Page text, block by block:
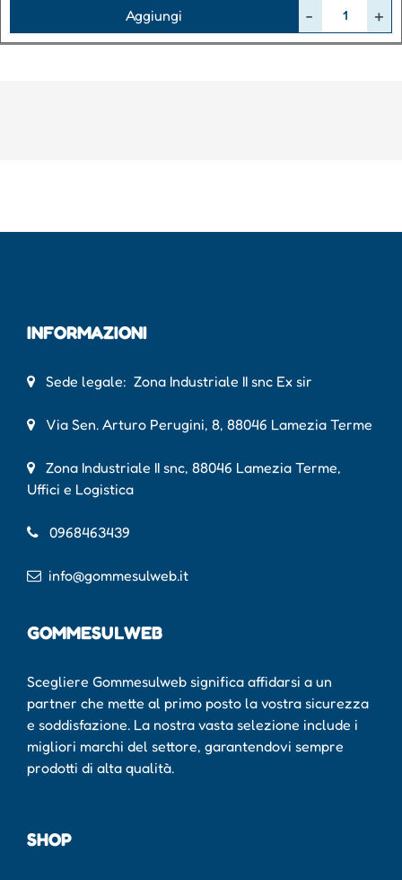
Aggiungi
INFORMAZIONI
Sede legale: Zona Industriale II snc Ex sir
Via Sen. Arturo Perugini, 8, 88046 Lamezia Terme
Zona Industriale II snc, 88046 Lamezia Terme,
Uffici e Logistica
0968463439
info@gommesulweb.it
GOMMESULWEB
Scegliere Gommesulweb significa affidarsi a un
partner che mette al primo posto la vostra sicurezza
e soddisfazione. La nostra vasta selezione include i
migliori marchi del settore, garantendovi sempre
prodotti di alta qualità.
SHOP